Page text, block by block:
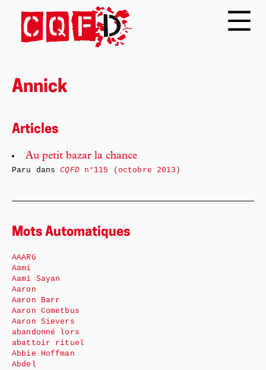
Annick
Articles
Au petit bazar la chance
Paru dansCQFDn°115 (octobre 2013)
Mots Automatiques
AAARG
Aami
Aami Sayan
Aaron
Aaron Barr
Aaron Cometbus
Aaron Sievers
abandonné lors
abattoir rituel
Abbie Hoffman
Abdel